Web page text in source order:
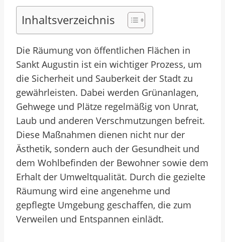
Inhaltsverzeichnis
Die Räumung von öffentlichen Flächen in
Sankt Augustin ist ein wichtiger Prozess, um
die Sicherheit und Sauberkeit der Stadt zu
gewährleisten. Dabei werden Grünanlagen,
Gehwege und Plätze regelmäßig von Unrat,
Laub und anderen Verschmutzungen befreit.
Diese Maßnahmen dienen nicht nur der
Ästhetik, sondern auch der Gesundheit und
dem Wohlbefinden der Bewohner sowie dem
Erhalt der Umweltqualität. Durch die gezielte
Räumung wird eine angenehme und
gepflegte Umgebung geschaffen, die zum
Verweilen und Entspannen einlädt.